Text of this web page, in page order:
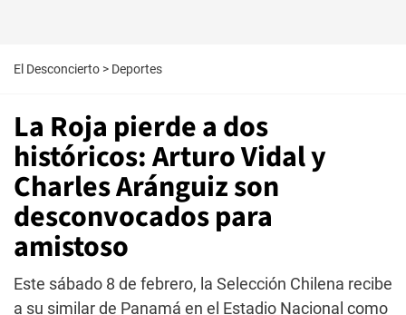
El Desconcierto > Deportes
La Roja pierde a dos
históricos: Arturo Vidal y
Charles Aránguiz son
desconvocados para
amistoso
Este sábado 8 de febrero, la Selección Chilena recibe
a su similar de Panamá en el Estadio Nacional como